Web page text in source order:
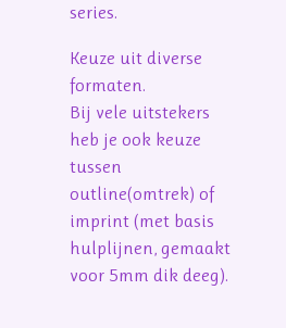
series.
Keuze uit diverse
formaten.
Bij vele uitstekers
heb je ook keuze
tussen
outline(omtrek) of
imprint (met basis
hulplijnen, gemaakt
voor 5mm dik deeg).